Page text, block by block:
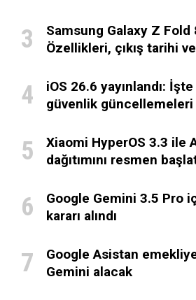
Samsung Galaxy Z Fold
Özellikleri, çıkış tarihi
iOS 26.6 yayınlandı:
güvenlik güncellemeleri
Xiaomi HyperOS 3.3 ile
dağıtımını resmen
Google Gemini 3.5 Pro
kararı alındı
Google Asistan
Gemini alacak